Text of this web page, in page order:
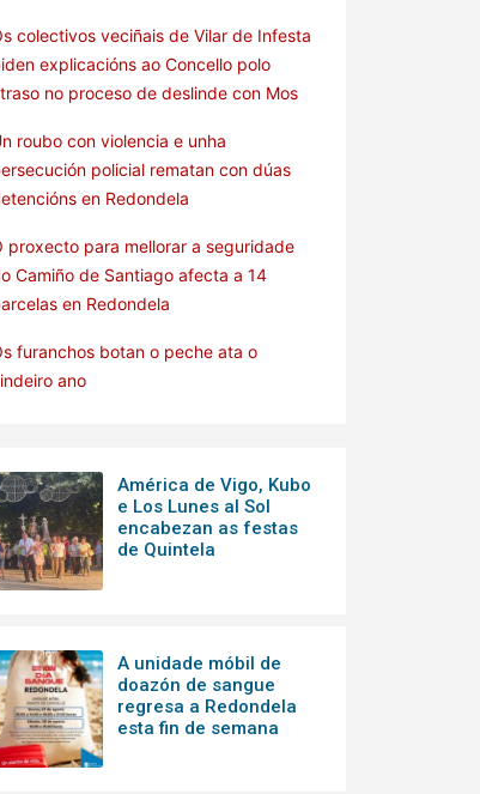
colectivos veciñais de Vilar de Infesta
explicacións ao Concello polo
no proceso de deslinde con Mos
roubo con violencia e unha
policial rematan con dúas
en Redondela
proxecto para mellorar a seguridade
Camiño de Santiago afecta a 14
en Redondela
furanchos botan o peche ata o
ano
América de Vigo, Kubo
e Los Lunes al Sol
encabezan as festas
de Quintela
A unidade móbil de
doazón de sangue
regresa a Redondela
esta fin de semana